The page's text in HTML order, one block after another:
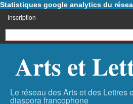
Statistiques google analytics du
Inscription
Arts et